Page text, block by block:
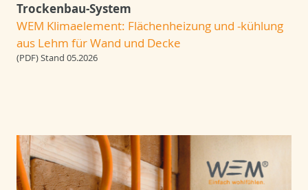
Trockenbau-System
WEM Klimaelement: Flächenheizung und -kühlung
aus Lehm für Wand und Decke
(PDF) Stand 05.2026